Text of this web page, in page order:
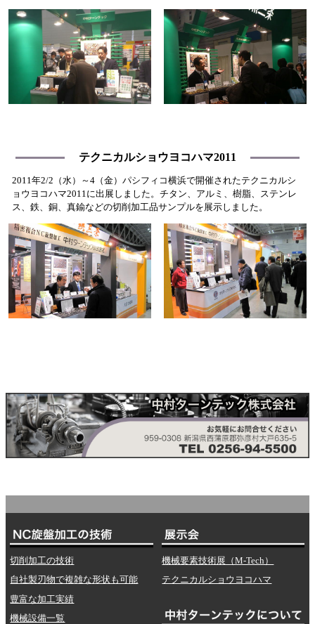
テクニカルショウヨコハマ2011
2011年2/2（水）～4（金）パシフィコ横浜で開催されたテクニカルシ
ョウヨコハマ2011に出展しました。チタン、アルミ、樹脂、ステンレ
ス、鉄、銅、真鍮などの切削加工品サンプルを展示しました。
切削加工の技術
自社製刃物で複雑な形状も可能
豊富な加工実績
機械設備一覧
機械要素技術展（M-Tech）
テクニカルショウヨコハマ